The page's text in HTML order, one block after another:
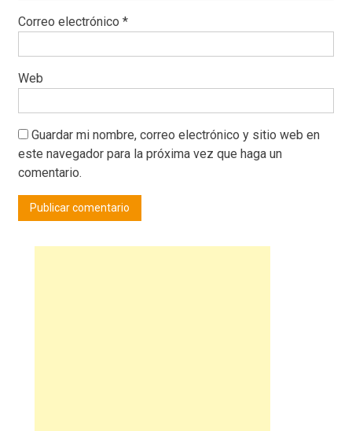
Correo electrónico *
Web
Guardar mi nombre, correo electrónico y sitio web en
este navegador para la próxima vez que haga un
comentario.